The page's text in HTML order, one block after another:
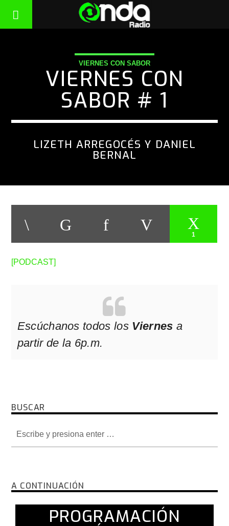
VIERNES CON SABOR
VIERNES CON
SABOR # 1
LIZETH ARREGOCÉS Y DANIEL
BERNAL
1
[PODCAST]
Escúchanos todos los Viernes a
partir de la 6p.m.
BUSCAR
A CONTINUACIÓN
PROGRAMACIÓN